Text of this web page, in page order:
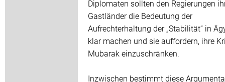
Diplomaten sollten den Regierungen
Gastländer die Bedeutung der
Aufrechterhaltung der „Stabilität“ in
klar machen und sie auffordern, ihre
Mubarak einzuschränken.
Inzwischen bestimmt diese